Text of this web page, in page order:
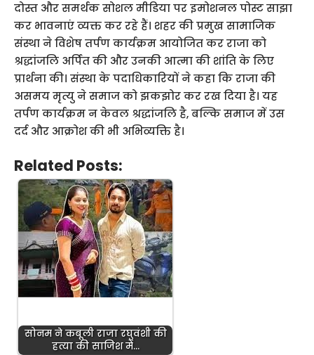
दोस्त और समर्थक सोशल मीडिया पर इमोशनल पोस्ट साझा
कर भावनाएं व्यक्त कर रहे हैं। शहर की प्रमुख सामाजिक
संस्था ने विशेष तर्पण कार्यक्रम आयोजित कर राजा को
श्रद्धांजलि अर्पित की और उनकी आत्मा की शांति के लिए
प्रार्थना की। संस्था के पदाधिकारियों ने कहा कि राजा की
असमय मृत्यु ने समाज को झकझोर कर रख दिया है। यह
तर्पण कार्यक्रम न केवल श्रद्धांजलि है, बल्कि समाज में उस
दर्द और आक्रोश की भी अभिव्यक्ति है।
Related Posts:
सोनम ने कबूली राजा रघुवंशी की
हत्या की साजिश में…